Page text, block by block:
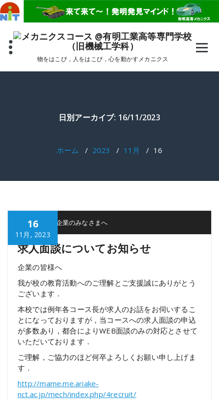
コ
ン
物をはこび，人をはこび，心を動かすメカニクス
日別アーカイブ: 16/11/2023
ホーム / 2023 / 11月 / 16
16
11月, 2023
mech 企業のみなさまへ
求人面談についてお知らせ
企業の皆様へ
我が校の教育活動へのご理解とご支援誠にありがとう
ございます．
本校では例年各コース長が求人のお話をお伺いするこ
とになっておりますが，当コースへの求人面談の申込
が多数あり，都合によりWEB面談のみの対応とさせて
いただいております．
ご理解，ご協力のほど何卒よろしくお願い申し上げま
す．
http://mame.me.ariake-
nct.ac.jp/mech/index.php/4recruit/